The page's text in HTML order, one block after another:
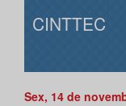
CINTTEC
Sex, 14 de